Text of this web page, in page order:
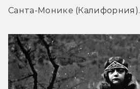
Санта-Монике (Калифорния).